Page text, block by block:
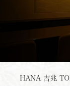
HANA 吉兆